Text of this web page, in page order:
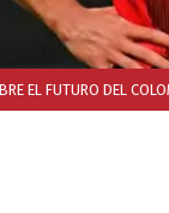
EL FUTURO DEL